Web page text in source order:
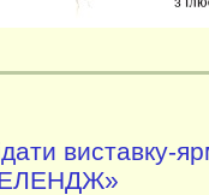
виставку-